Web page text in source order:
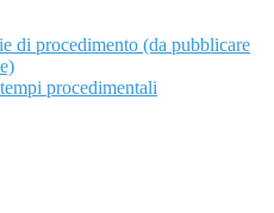
di procedimento (da pubblicare
procedimentali